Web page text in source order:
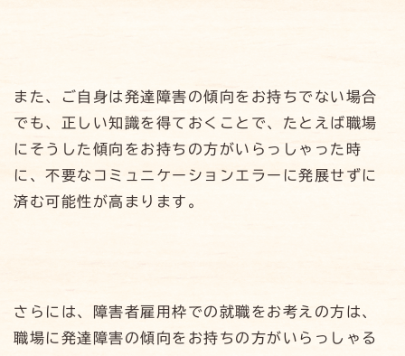
また、ご自身は発達障害の傾向をお持ちでない場合
でも、正しい知識を得ておくことで、たとえば職場
にそうした傾向をお持ちの方がいらっしゃった時
に、不要なコミュニケーションエラーに発展せずに
済む可能性が高まります。
さらには、障害者雇用枠での就職をお考えの方は、
職場に発達障害の傾向をお持ちの方がいらっしゃる